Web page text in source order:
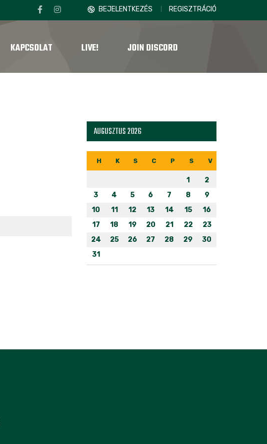
BEJELENTKEZÉS REGISZTRÁCIÓ
KAPCSOLAT LIVE! JOIN DISCORD
AUGUSZTUS 2026
H K S C P S V
1
2
3
4 5 6 7 8
9
10
11 12 13 14 15
16
17
18 19 20 21 22
23
24
25 26 27 28 29
30
31